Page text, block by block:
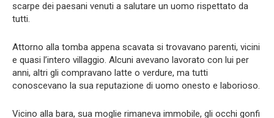
scarpe dei paesani venuti a salutare un uomo rispettato da
tutti.
Attorno alla tomba appena scavata si trovavano parenti, vicini
e quasi l’intero villaggio. Alcuni avevano lavorato con lui per
anni, altri gli compravano latte o verdure, ma tutti
conoscevano la sua reputazione di uomo onesto e laborioso.
Vicino alla bara, sua moglie rimaneva immobile, gli occhi gonfi